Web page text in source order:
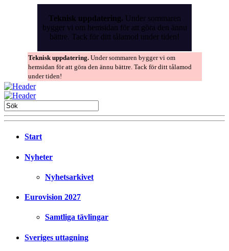
Teknisk uppdatering. Under sommaren
bygger vi om hemsidan för att göra den ännu
bättre. Tack för ditt tålamod under tiden!
Teknisk uppdatering. Under sommaren bygger vi om
hemsidan för att göra den ännu bättre. Tack för ditt tålamod
under tiden!
Start
Nyheter
Nyhetsarkivet
Eurovision 2027
Samtliga tävlingar
Sveriges uttagning